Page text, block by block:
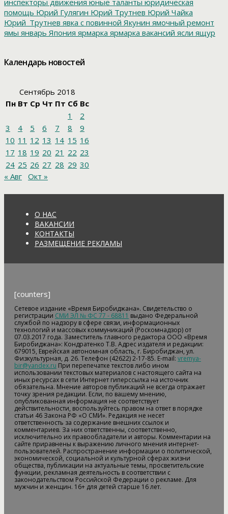
помощь Юрий Гулягин Юрий Трутнев Юрий Чайка
Юрий_Трутнев явка с повинной Якунин ямочный ремонт
ямы январь Япония ярмарка ярмарка вакансий ясли ящур
Календарь новостей
Сентябрь 2018
Пн Вт Ср Чт Пт Сб Вс
1
2
3
4 5 6 7 8
9
10 11 12 13 14 15 16
17 18 19 20 21 22 23
24 25 26 27 28 29 30
« Авг Окт »
О НАС
ВАКАНСИИ
КОНТАКТЫ
РАЗМЕЩЕНИЕ РЕКЛАМЫ
[counters]
Сетевое издание «Время Биробиджана». Свидетельство о
регистрации СМИ ЭЛ № ФС 77 - 68811 выдано Федеральной
службой по надзору в сфере связи, информационных
технологий и массовых коммуникаций (Роскомнадзор) от
07.03.2017 года. Заместитель главного редактора ООО «Время
Биробиджана»: Кондратенко Т.В. Адрес издателя и редакции:
679015, Еврейская автономная область, г. Биробиджан, ул.
Физкультурная, д. 26. Телефон (42622) 2-17-85. E-mail: vremya-
bir@yandex.ru При перепечатке текстов либо ином
использовании текстовых материалов с настоящего сайта на
иных ресурсах в сети Интернет гиперссылка на источник
обязательна. Мнение авторов публикаций не всегда отражает
точку зрения редакции. Если, по вашему мнению,
опубликованная информация не соответствует
действительности, воспользуйтесь правом на ответ в порядке
статьи 46 Закона РФ «О СМИ». Редакция не несет
ответственность за содержание внешних ссылок и
комментариев. За них ответственны, соответственно,
исключительно их правообладатели и авторы. Комментарии на
сайте приравнены к выражению личного мнения интернет-
пользователей. Распространение информации о политической,
экономической, социальной и культурной сферах жизни
общества, публикации на актуальные темы, просветительские
функции, рекламная деятельность в соответствии с
законодательством Российской Федерации о рекламе. Для
мужчин и женщин. 16+ для детей старше 16 лет.